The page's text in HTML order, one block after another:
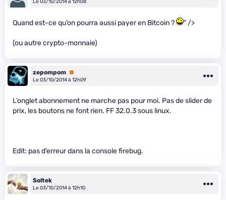
Le 03/10/2014 à 12h08
Quand est-ce qu’on pourra aussi payer en Bitcoin ? " />
(ou autre crypto-monnaie)
zepompom Premium
Le 03/10/2014 à 12h09
L’onglet abonnement ne marche pas pour moi. Pas de slider de
prix, les boutons ne font rien. FF 32.0.3 sous linux.
Edit: pas d’erreur dans la console firebug.
Soltek
Le 03/10/2014 à 12h10